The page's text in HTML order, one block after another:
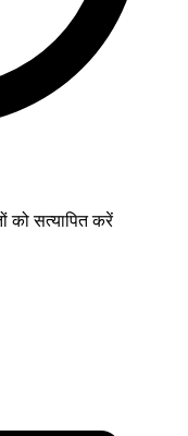
को सत्यापित करें